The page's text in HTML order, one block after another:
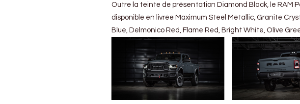
Outre la teinte de présentation Diamond Black, le RAM
disponible en livrée Maximum Steel Metallic, Granite
Blue, Delmonico Red, Flame Red, Bright White, Olive